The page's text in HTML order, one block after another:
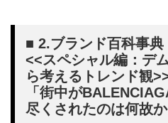
■ 2.ブランド百科事典
<<スペシャル編：デ
ら考えるトレンド観
「街中が
尽くされたのは何故か